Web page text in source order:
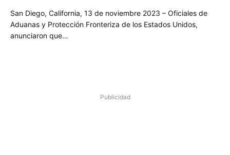
San Diego, California, 13 de noviembre 2023 – Oficiales de
Aduanas y Protección Fronteriza de los Estados Unidos,
anunciaron que…
Publicidad